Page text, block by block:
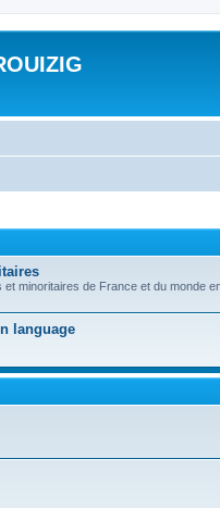
minoritaires de France et du monde
language